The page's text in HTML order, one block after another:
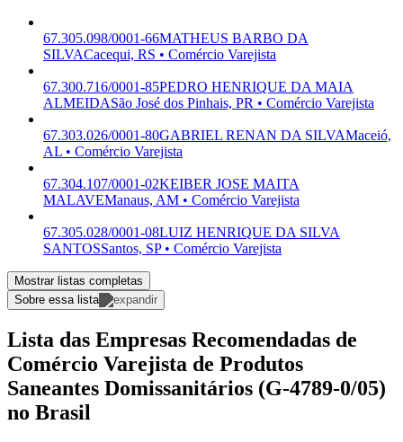
67.305.098/0001-66MATHEUS BARBO DA
SILVACacequi, RS • Comércio Varejista
67.300.716/0001-85PEDRO HENRIQUE DA MAIA
ALMEIDASão José dos Pinhais, PR • Comércio Varejista
67.303.026/0001-80GABRIEL RENAN DA SILVAMaceió,
AL • Comércio Varejista
67.304.107/0001-02KEIBER JOSE MAITA
MALAVEManaus, AM • Comércio Varejista
67.305.028/0001-08LUIZ HENRIQUE DA SILVA
SANTOSSantos, SP • Comércio Varejista
Mostrar listas completas
Sobre essa lista
Lista das Empresas Recomendadas de
Comércio Varejista de Produtos
Saneantes Domissanitários (G-4789-0/05)
no Brasil